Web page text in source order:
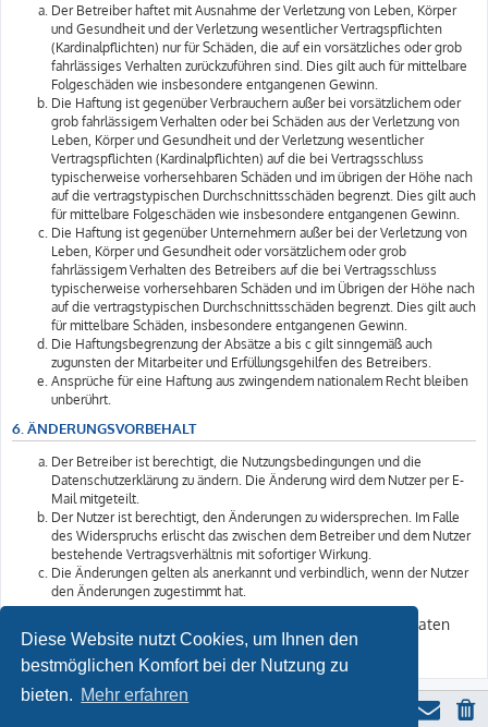
Diese Website nutzt Cookies, um Ihnen den
bestmöglichen Komfort bei der Nutzung zu
bieten. Mehr erfahren
Der Betreiber haftet mit Ausnahme der Verletzung von Leben, Körper
und Gesundheit und der Verletzung wesentlicher Vertragspflichten
(Kardinalpflichten) nur für Schäden, die auf ein vorsätzliches oder grob
fahrlässiges Verhalten zurückzuführen sind. Dies gilt auch für mittelbare
Folgeschäden wie insbesondere entgangenen Gewinn.
Die Haftung ist gegenüber Verbrauchern außer bei vorsätzlichem oder
grob fahrlässigem Verhalten oder bei Schäden aus der Verletzung von
Leben, Körper und Gesundheit und der Verletzung wesentlicher
Vertragspflichten (Kardinalpflichten) auf die bei Vertragsschluss
typischerweise vorhersehbaren Schäden und im übrigen der Höhe nach
auf die vertragstypischen Durchschnittsschäden begrenzt. Dies gilt auch
für mittelbare Folgeschäden wie insbesondere entgangenen Gewinn.
Die Haftung ist gegenüber Unternehmern außer bei der Verletzung von
Leben, Körper und Gesundheit oder vorsätzlichem oder grob
fahrlässigem Verhalten des Betreibers auf die bei Vertragsschluss
typischerweise vorhersehbaren Schäden und im Übrigen der Höhe nach
auf die vertragstypischen Durchschnittsschäden begrenzt. Dies gilt auch
für mittelbare Schäden, insbesondere entgangenen Gewinn.
Die Haftungsbegrenzung der Absätze a bis c gilt sinngemäß auch
zugunsten der Mitarbeiter und Erfüllungsgehilfen des Betreibers.
Ansprüche für eine Haftung aus zwingendem nationalem Recht bleiben
unberührt.
6. ÄNDERUNGSVORBEHALT
Der Betreiber ist berechtigt, die Nutzungsbedingungen und die
Datenschutzerklärung zu ändern. Die Änderung wird dem Nutzer per E-
Mail mitgeteilt.
Der Nutzer ist berechtigt, den Änderungen zu widersprechen. Im Falle
des Widerspruchs erlischt das zwischen dem Betreiber und dem Nutzer
bestehende Vertragsverhältnis mit sofortiger Wirkung.
Die Änderungen gelten als anerkannt und verbindlich, wenn der Nutzer
den Änderungen zugestimmt hat.
Informationen über den Umgang mit Ihren persönlichen Daten
sind in der Datenschutzerklärung enthalten.